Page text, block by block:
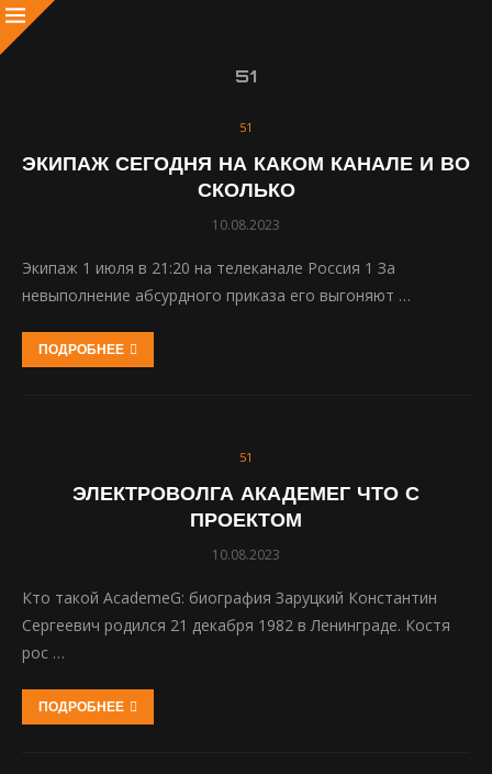
51
51
ЭКИПАЖ СЕГОДНЯ НА КАКОМ КАНАЛЕ И ВО
СКОЛЬКО
10.08.2023
Экипаж 1 июля в 21:20 на телеканале Россия 1 За
невыполнение абсурдного приказа его выгоняют …
ПОДРОБНЕЕ
51
ЭЛЕКТРОВОЛГА АКАДЕМЕГ ЧТО С
ПРОЕКТОМ
10.08.2023
Кто такой AcademeG: биография Заруцкий Константин
Сергеевич родился 21 декабря 1982 в Ленинграде. Костя
рос …
ПОДРОБНЕЕ